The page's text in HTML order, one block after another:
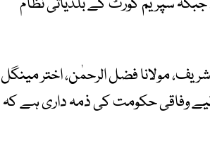
سپریم کورٹ کے بلدیاتی نظام
مولانا فضل الرحمٰن، اختر مینگل
وفاقی حکومت کی ذمہ داری ہے کہ